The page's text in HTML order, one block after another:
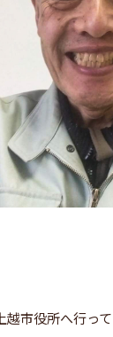
越市役所へ行って